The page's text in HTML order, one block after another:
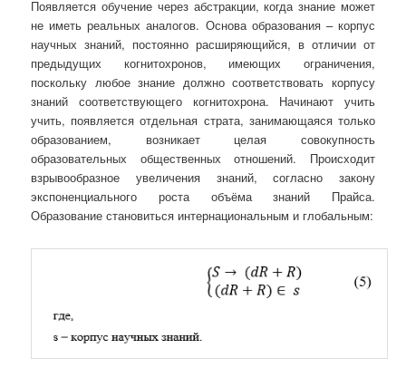
Появляется обучение через абстракции, когда знание может
не иметь реальных аналогов. Основа образования – корпус
научных знаний, постоянно расширяющийся, в отличии от
предыдущих когнитохронов, имеющих ограничения,
поскольку любое знание должно соответствовать корпусу
знаний соответствующего когнитохрона. Начинают учить
учить, появляется отдельная страта, занимающаяся только
образованием, возникает целая совокупность
образовательных общественных отношений. Происходит
взрывообразное увеличения знаний, согласно закону
экспоненциального роста объёма знаний Прайса.
Образование становиться интернациональным и глобальным: